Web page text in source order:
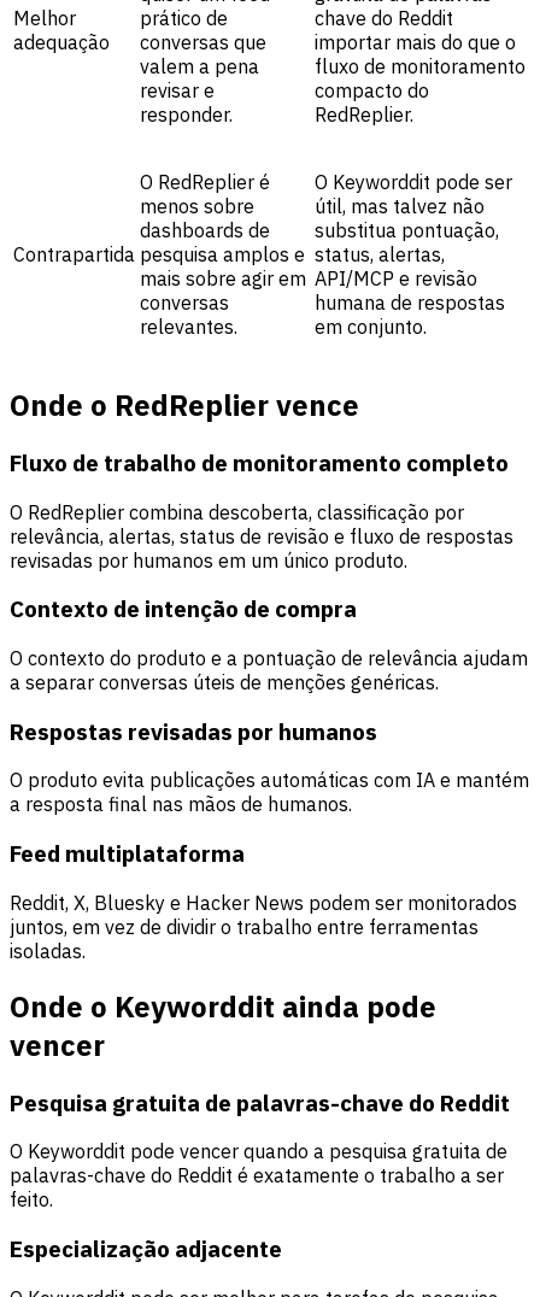
Melhor
adequação
prático de
conversas que
valem a pena
revisar e
responder.
chave do Reddit
importar mais do que o
fluxo de monitoramento
compacto do
RedReplier.
Contrapartida
O RedReplier é
menos sobre
dashboards de
pesquisa amplos e
mais sobre agir em
conversas
relevantes.
O Keyworddit pode ser
útil, mas talvez não
substitua pontuação,
status, alertas,
API/MCP e revisão
humana de respostas
em conjunto.
Onde o RedReplier vence
Fluxo de trabalho de monitoramento completo
O RedReplier combina descoberta, classificação por
relevância, alertas, status de revisão e fluxo de respostas
revisadas por humanos em um único produto.
Contexto de intenção de compra
O contexto do produto e a pontuação de relevância ajudam
a separar conversas úteis de menções genéricas.
Respostas revisadas por humanos
O produto evita publicações automáticas com IA e mantém
a resposta final nas mãos de humanos.
Feed multiplataforma
Reddit, X, Bluesky e Hacker News podem ser monitorados
juntos, em vez de dividir o trabalho entre ferramentas
isoladas.
Onde o Keyworddit ainda pode
vencer
Pesquisa gratuita de palavras-chave do Reddit
O Keyworddit pode vencer quando a pesquisa gratuita de
palavras-chave do Reddit é exatamente o trabalho a ser
feito.
Especialização adjacente